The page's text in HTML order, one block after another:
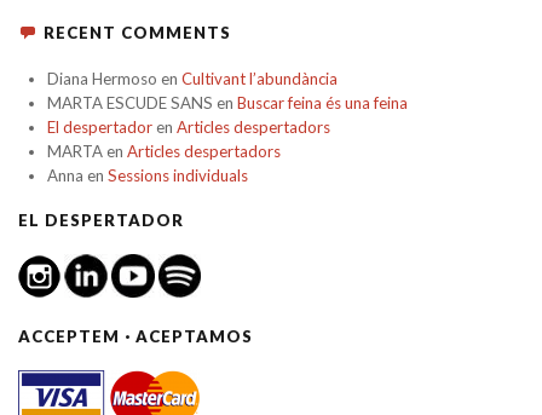
RECENT COMMENTS
Diana Hermoso en Cultivant l’abundància
MARTA ESCUDE SANS en Buscar feina és una feina
El despertadoren Articles despertadors
MARTAen Articles despertadors
Anna en Sessions individuals
EL DESPERTADOR
ACCEPTEM · ACEPTAMOS